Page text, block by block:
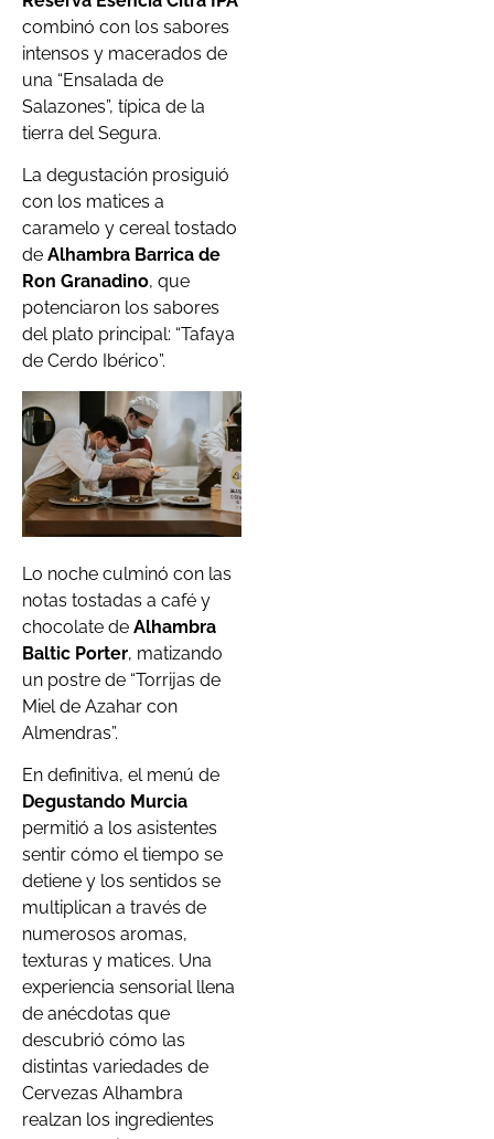
combinó con los sabores
intensos y macerados de
una “Ensalada de
Salazones”, típica de la
tierra del Segura.
La degustación prosiguió
con los matices a
caramelo y cereal tostado
de Alhambra Barrica de
Ron Granadino, que
potenciaron los sabores
del plato principal: “Tafaya
de Cerdo Ibérico”.
Lo noche culminó con las
notas tostadas a café y
chocolate de Alhambra
Baltic Porter, matizando
un postre de “Torrijas de
Miel de Azahar con
Almendras”.
En definitiva, el menú de
Degustando Murcia
permitió a los asistentes
sentir cómo el tiempo se
detiene y los sentidos se
multiplican a través de
numerosos aromas,
texturas y matices. Una
experiencia sensorial llena
de anécdotas que
descubrió cómo las
distintas variedades de
Cervezas Alhambra
realzan los ingredientes